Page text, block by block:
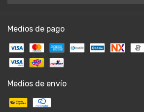
Medios de pago
Medios de envío